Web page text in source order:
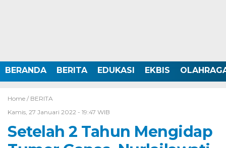
BERANDA BERITA EDUKASI EKBIS
Home / BERITA
Kamis, 27 Januari 2022 - 19:47 WIB
Setelah 2 Tahun Mengidap